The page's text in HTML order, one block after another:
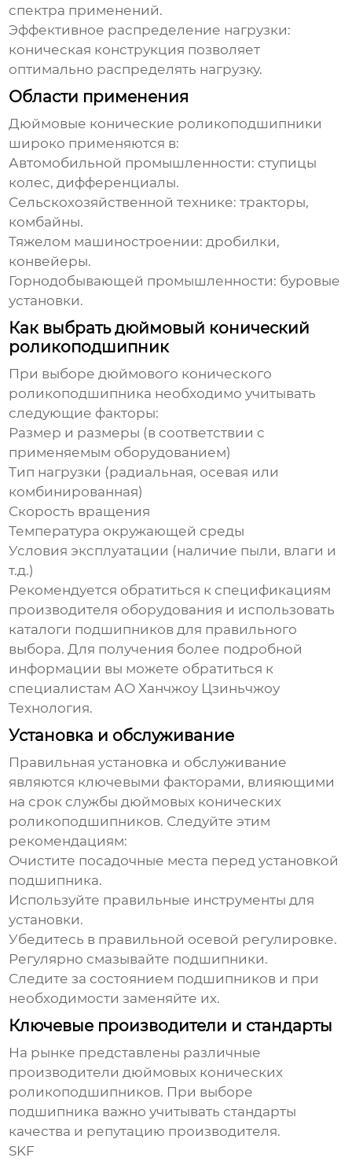
спектра применений.
Эффективное распределение нагрузки:
коническая конструкция позволяет
оптимально распределять нагрузку.
Области применения
Дюймовые конические роликоподшипники
широко применяются в:
Автомобильной промышленности: ступицы
колес, дифференциалы.
Сельскохозяйственной технике: тракторы,
комбайны.
Тяжелом машиностроении: дробилки,
конвейеры.
Горнодобывающей промышленности: буровые
установки.
Как выбрать дюймовый конический
роликоподшипник
При выборедюймового конического
роликоподшипника необходимо учитывать
следующие факторы:
Размер и размеры (в соответствии с
применяемым оборудованием)
Тип нагрузки (радиальная, осевая или
комбинированная)
Скорость вращения
Температура окружающей среды
Условия эксплуатации (наличие пыли, влаги и
т.д.)
Рекомендуется обратиться к спецификациям
производителя оборудования и использовать
каталоги подшипников для правильного
выбора. Для получения более подробной
информации вы можете обратиться к
специалистамАО Ханчжоу Цзиньчжоу
Технология.
Установка и обслуживание
Правильная установка и обслуживание
являются ключевыми факторами, влияющими
на срок службыдюймовых конических
роликоподшипников. Следуйте этим
рекомендациям:
Очистите посадочные места перед установкой
подшипника.
Используйте правильные инструменты для
установки.
Убедитесь в правильной осевой регулировке.
Регулярно смазывайте подшипники.
Следите за состоянием подшипников и при
необходимости заменяйте их.
Ключевые производители и стандарты
На рынке представлены различные
производителидюймовых конических
роликоподшипников. При выборе
подшипника важно учитывать стандарты
качества и репутацию производителя.
SKF